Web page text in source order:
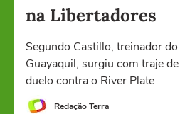
na Libertadores
Segundo Castillo, treinador
Guayaquil, surgiu com traje
duelo contra o River Plate
Redação Terra